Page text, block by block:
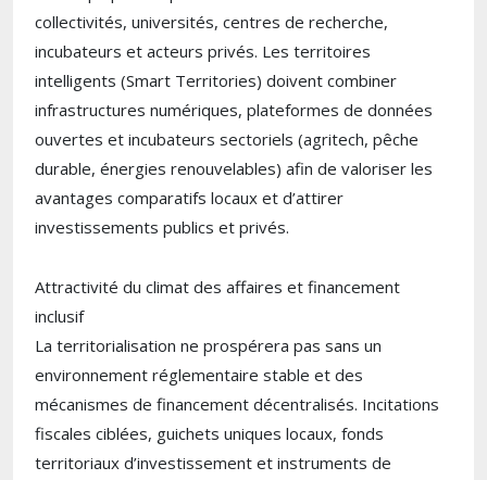
collectivités, universités, centres de recherche,
incubateurs et acteurs privés. Les territoires
intelligents (Smart Territories) doivent combiner
infrastructures numériques, plateformes de données
ouvertes et incubateurs sectoriels (agritech, pêche
durable, énergies renouvelables) afin de valoriser les
avantages comparatifs locaux et d’attirer
investissements publics et privés.
Attractivité du climat des affaires et financement
inclusif
La territorialisation ne prospérera pas sans un
environnement réglementaire stable et des
mécanismes de financement décentralisés. Incitations
fiscales ciblées, guichets uniques locaux, fonds
territoriaux d’investissement et instruments de